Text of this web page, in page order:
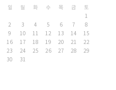
일 월 화 수 목 금
토
1
2
3 4 5 6 7
8
9
10 11 12 13 14
15
16
17 18 19 20 21
22
23
24 25 26 27 28
29
30
31